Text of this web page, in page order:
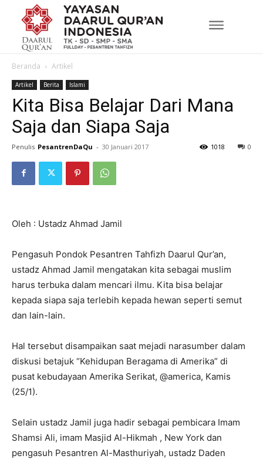
Beranda Artikel
Artikel Berita Islami
Kita Bisa Belajar Dari Mana
Saja dan Siapa Saja
Penulis PesantrenDaQu - 30 Januari 2017 0
1018
Oleh : Ustadz Ahmad Jamil
Pengasuh Pondok Pesantren Tahfizh Daarul Qur’an,
ustadz Ahmad Jamil mengatakan kita sebagai muslim
harus terbuka dalam mencari ilmu. Kita bisa belajar
kepada siapa saja terlebih kepada hewan seperti semut
dan lain-lain.
Hal tersebut disampaikan saat mejadi narasumber dalam
diskusi betajuk “Kehidupan Beragama di Amerika” di
pusat kebudayaan Amerika Serikat, @america, Kamis
(25/1).
Selain ustadz Jamil juga hadir sebagai pembicara Imam
Shamsi Ali, imam Masjid Al-Hikmah , New York dan
pengasuh Pesantren Al-Masthuriyah, ustadz Daden